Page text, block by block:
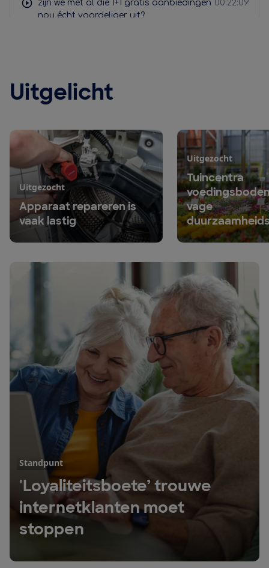
Uitgelicht
Uitgezocht
Apparaat repareren is
vaak lastig
Uitgezocht
Tuincentra
vage
Standpunt
'Loyaliteitsboete’ trouwe
internetklanten moet
stoppen